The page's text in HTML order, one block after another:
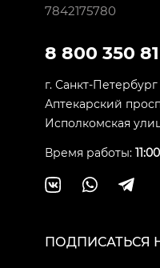
7842175780
8 800 350 81
г. Санкт-Петербург
Аптекарский
Исполкомская
Время работы:
ПОДПИСАТЬСЯ